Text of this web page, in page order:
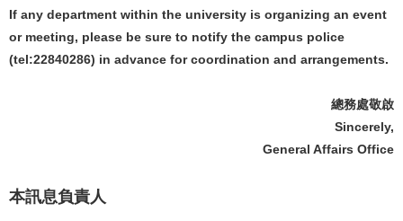
If any department within the university is organizing an event
or meeting, please be sure to notify the campus police
(tel:22840286) in advance for coordination and arrangements.
總務處敬啟
Sincerely,
General Affairs Office
本訊息負責人